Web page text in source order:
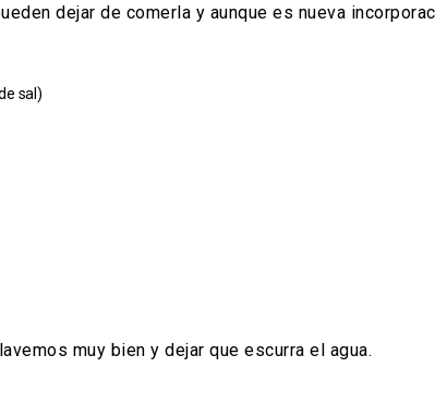
dejar de comerla y aunque es nueva
sal)
muy bien y dejar que escurra el agua.